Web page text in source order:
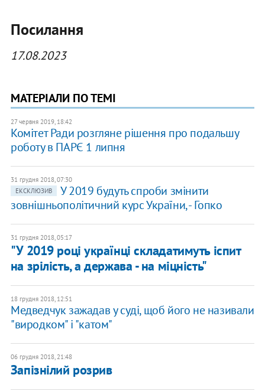
Посилання
17.08.2023
МАТЕРІАЛИ ПО ТЕМІ
27 червня 2019, 18:42
Комітет Ради розгляне рішення про подальшу
роботу в ПАРЄ 1 липня
31 грудня 2018, 07:30
ЕКСКЛЮЗИВ
У 2019 будуть спроби змінити
зовнішньополітичний курс України, - Гопко
31 грудня 2018, 05:17
"У 2019 році українці складатимуть іспит
на зрілість, а держава - на міцність"
18 грудня 2018, 12:51
Медведчук зажадав у суді, щоб його не називали
"виродком" і "катом"
06 грудня 2018, 21:48
Запізнілий розрив